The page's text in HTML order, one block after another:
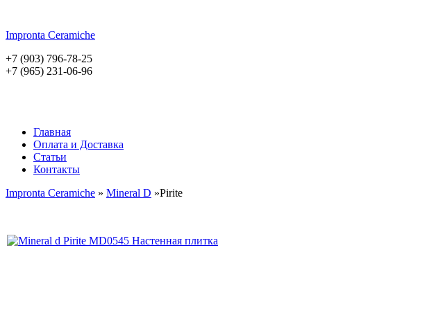
Impronta Ceramiche
+7 (903) 796-78-25
+7 (965) 231-06-96
Главная
Оплата и Доставка
Статьи
Контакты
Impronta Ceramiche » Mineral D »Pirite